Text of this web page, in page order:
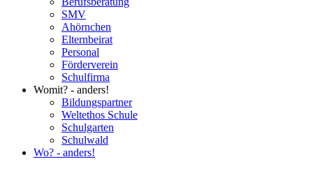
SMV
Ahörnchen
Elternbeirat
Personal
Förderverein
Schulfirma
Womit? - anders!
Bildungspartner
Weltethos Schule
Schulgarten
Schulwald
Wo? - anders!